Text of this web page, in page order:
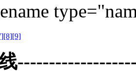
[8][9]